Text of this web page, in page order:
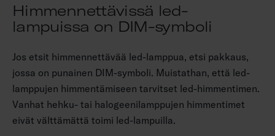
Himmennettävissä led-
lampuissa on DIM-symboli
Jos etsit himmennettävää led-lamppua, etsi pakkaus,
jossa on punainen DIM-symboli. Muistathan, että led-
lamppujen himmentämiseen tarvitset led-himmentimen.
Vanhat hehku- tai halogeenilamppujen himmentimet
eivät välttämättä toimi led-lampuilla.